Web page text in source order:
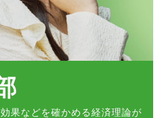
果などを確かめる経済理論が